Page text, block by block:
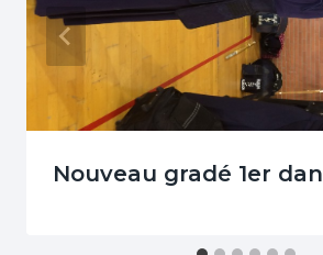
Nouveau gradé 1er dan